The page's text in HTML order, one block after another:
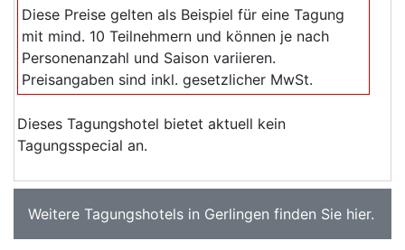
Diese Preise gelten als Beispiel für eine Tagung
mit mind. 10 Teilnehmern und können je nach
Personenanzahl und Saison variieren.
Preisangaben sind inkl. gesetzlicher MwSt.
Dieses Tagungshotel bietet aktuell kein
Tagungsspecial an.
Weitere Tagungshotels in Gerlingen finden Sie hier.